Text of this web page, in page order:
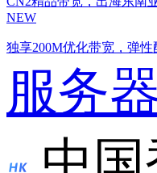
NEW
独享200M优化带宽，弹性
服务